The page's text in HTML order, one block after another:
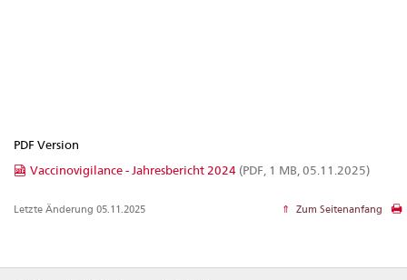
PDF Version
Vaccinovigilance - Jahresbericht 2024 (PDF, 1 MB, 05.11.2025)
Letzte Änderung 05.11.2025 Zum Seitenanfang